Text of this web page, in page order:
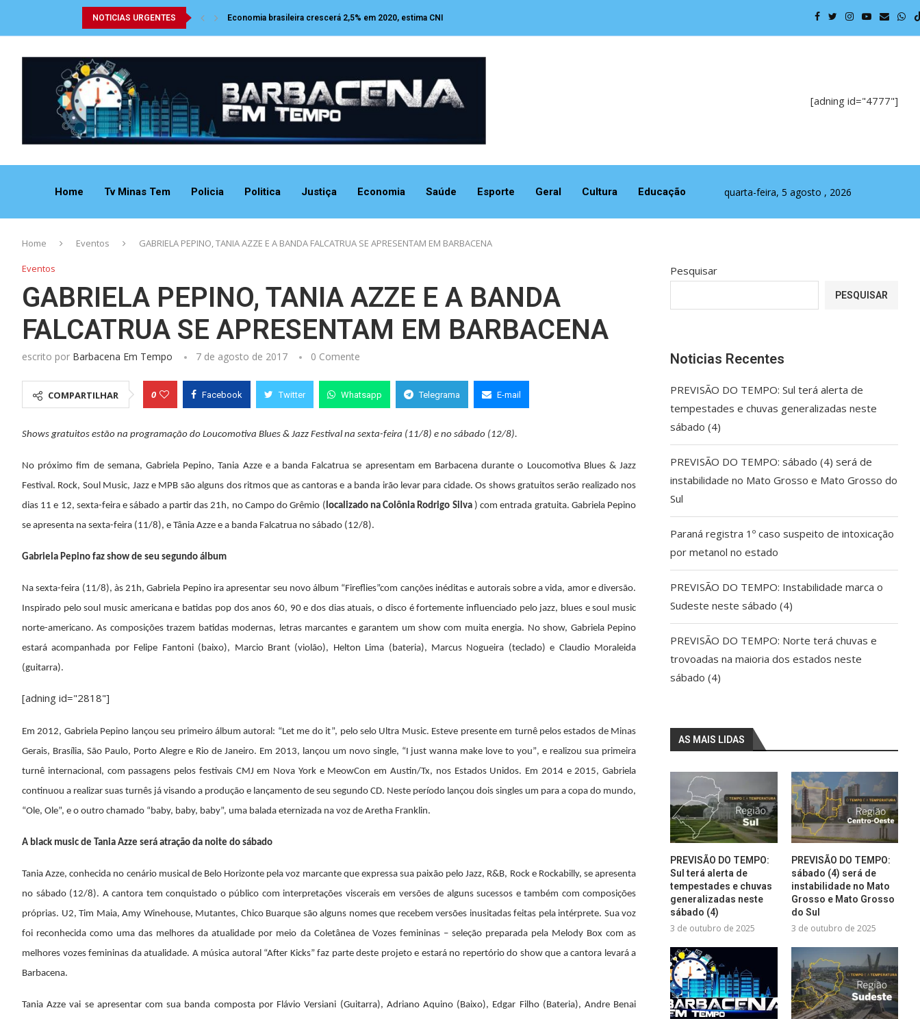
NOTICIAS URGENTES Economia brasileira crescerá 2,5% em 2020, estima CNI Política
[adning id="4777"]
Home Tv Minas Tem Policia Politica Justiça Economia Saúde Esporte Geral Cultura Educação quarta-feira, 5 agosto , 2026
Home Eventos GABRIELA PEPINO, TANIA AZZE E A BANDA FALCATRUA SE APRESENTAM EM BARBACENA
Eventos
GABRIELA PEPINO, TANIA AZZE E A BANDA
FALCATRUA SE APRESENTAM EM BARBACENA
escrito por Barbacena Em Tempo 7 de agosto de 2017 0 Comente
COMPARTILHAR 0 Facebook Twitter Whatsapp Telegrama E-mail
Shows gratuitos estão na programação do Loucomotiva Blues & Jazz Festival na sexta-feira (11/8) e no sábado (12/8).
No próximo fim de semana, Gabriela Pepino, Tania Azze e a banda Falcatrua se apresentam em Barbacena durante o Loucomotiva Blues & Jazz
Festival. Rock, Soul Music, Jazz e MPB são alguns dos ritmos que as cantoras e a banda irão levar para cidade. Os shows gratuitos serão realizado nos
dias 11 e 12, sexta-feira e sábado a partir das 21h, no Campo do Grêmio (localizado na Colônia Rodrigo Silva) com entrada gratuita. Gabriela Pepino
se apresenta na sexta-feira (11/8), e Tânia Azze e a banda Falcatrua no sábado (12/8).
Gabriela Pepino faz show de seu segundo álbum
Na sexta-feira (11/8), às 21h, Gabriela Pepino ira apresentar seu novo álbum “Fireflies”com canções inéditas e autorais sobre a vida, amor e diversão.
Inspirado pelo soul music americana e batidas pop dos anos 60, 90 e dos dias atuais, o disco éfortemente influenciado pelo jazz, blues e soul music
norte-americano. As composições trazem batidas modernas, letras marcantes e garantem um show com muita energia. No show, Gabriela Pepino
estará acompanhada por Felipe Fantoni (baixo), Marcio Brant (violão), Helton Lima (bateria), Marcus Nogueira (teclado) e Claudio Moraleida
(guitarra).
[adning id="2818"]
Em 2012, Gabriela Pepino lançou seu primeiro álbum autoral: “Let me do it”, pelo selo Ultra Music. Esteve presente em turnê pelos estados de Minas
Gerais, Brasília, São Paulo, Porto Alegre e Rio de Janeiro. Em 2013, lançou um novo single, “I just wanna make love to you”, e realizou sua primeira
turnê internacional, com passagens pelos festivais CMJ em Nova York e MeowCon em Austin/Tx, nos Estados Unidos. Em 2014 e 2015, Gabriela
continuou a realizar suas turnês já visando a produção e lançamento de seu segundo CD. Neste período lançou dois singles um para a copa do mundo,
“Ole, Ole”, e o outro chamado “baby, baby, baby”, uma balada eternizada na voz de Aretha Franklin.
A black music de Tania Azze será atração da noite do sábado
Tania Azze, conhecida no cenário musical de Belo Horizonte pela voz marcante que expressa sua paixão pelo Jazz, R&B, Rock e Rockabilly, se apresenta
no sábado (12/8). A cantora tem conquistado o público com interpretações viscerais em versões de alguns sucessos e também com composições
próprias. U2, Tim Maia, Amy Winehouse, Mutantes, Chico Buarque são alguns nomes que recebem versões inusitadas feitas pela intérprete. Sua voz
foi reconhecida como uma das melhores da atualidade por meio da Coletânea de Vozes femininas – seleção preparada pela Melody Box com as
melhores vozes femininas da atualidade. A música autoral “After Kicks” faz parte deste projeto e estará no repertório do show que a cantora levará a
Barbacena.
Tania Azze vai se apresentar com sua banda composta por Flávio Versiani (Guitarra), Adriano Aquino (Baixo), Edgar Filho (Bateria), Andre Benai
Pesquisar
PESQUISAR
Noticias Recentes
PREVISÃO DO TEMPO: Sul terá alerta de
tempestades e chuvas generalizadas neste
sábado (4)
PREVISÃO DO TEMPO: sábado (4) será de
instabilidade no Mato Grosso e Mato Grosso do
Sul
Paraná registra 1º caso suspeito de intoxicação
por metanol no estado
PREVISÃO DO TEMPO: Instabilidade marca o
Sudeste neste sábado (4)
PREVISÃO DO TEMPO: Norte terá chuvas e
trovoadas na maioria dos estados neste
sábado (4)
AS MAIS LIDAS
PREVISÃO DO TEMPO:
Sul terá alerta de
tempestades e chuvas
generalizadas neste
sábado (4)
3 de outubro de 2025
PREVISÃO DO TEMPO:
sábado (4) será de
instabilidade no Mato
Grosso e Mato Grosso
do Sul
3 de outubro de 2025